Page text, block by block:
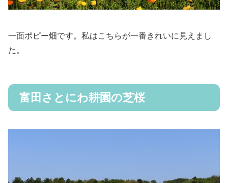
一面ポピー畑です。私はこちらが一番きれいに見えまし
た。
富田さとにわ耕園の芝桜